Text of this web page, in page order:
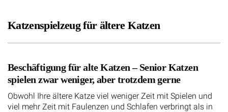
Katzenspielzeug für ältere Katzen
Beschäftigung für alte Katzen – Senior Katzen
spielen zwar weniger, aber trotzdem gerne
Obwohl Ihre ältere Katze viel weniger Zeit mit Spielen und
viel mehr Zeit mit Faulenzen und Schlafen verbringt als in